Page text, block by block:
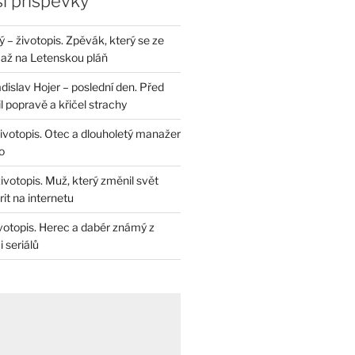
– životopis. Zpěvák, který se ze
na Letenskou pláň
Hojer – poslední den. Před
popravě a křičel strachy
Otec a dlouholetý manažer
Muž, který změnil svět
na internetu
Herec a dabér známý z
seriálů